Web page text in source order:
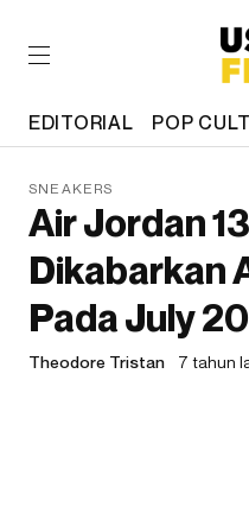
EDITORIAL POP
SNEAKERS
Air Jordan
Dikabarkan
Pada July
Theodore Tristan 7 tahun